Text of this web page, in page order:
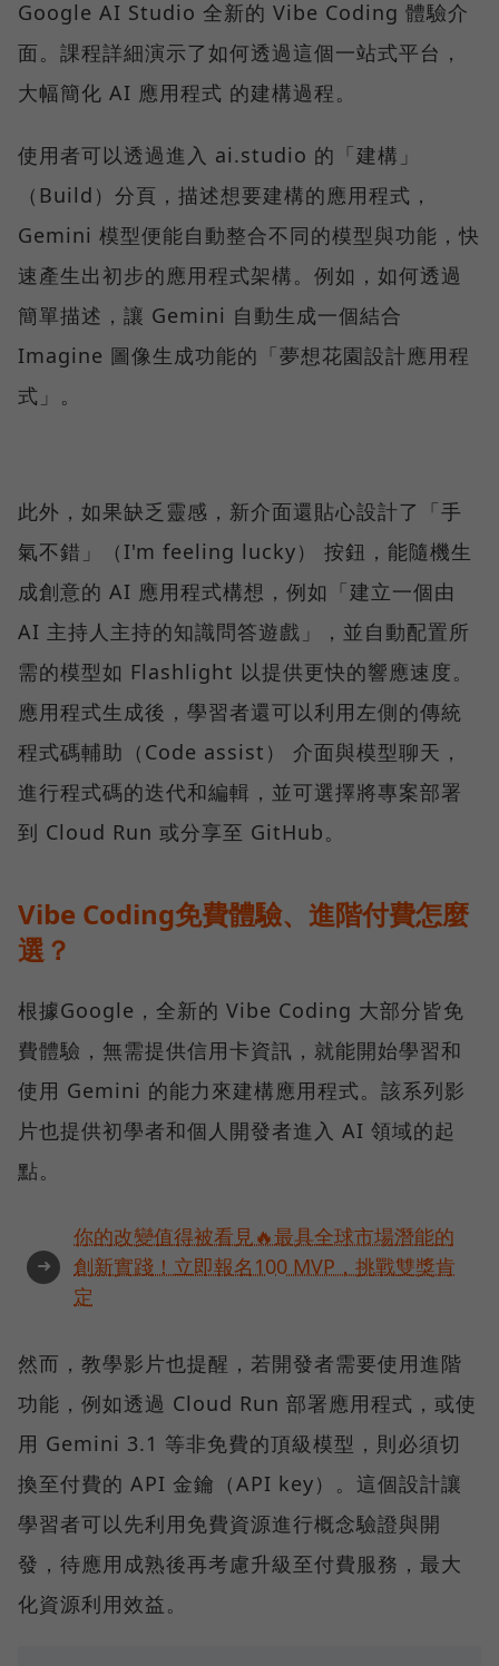
Google AI Studio 全新的 Vibe Coding 體驗介
面。課程詳細演示了如何透過這個一站式平台，
大幅簡化 AI 應用程式 的建構過程。
使用者可以透過進入 ai.studio 的「建構」
（Build）分頁，描述想要建構的應用程式，
Gemini 模型便能自動整合不同的模型與功能，快
速產生出初步的應用程式架構。例如，如何透過
簡單描述，讓 Gemini 自動生成一個結合
Imagine 圖像生成功能的「夢想花園設計應用程
式」。
此外，如果缺乏靈感，新介面還貼心設計了「手
氣不錯」（I'm feeling lucky） 按鈕，能隨機生
成創意的 AI 應用程式構想，例如「建立一個由
AI 主持人主持的知識問答遊戲」，並自動配置所
需的模型如 Flashlight 以提供更快的響應速度。
應用程式生成後，學習者還可以利用左側的傳統
程式碼輔助（Code assist） 介面與模型聊天，
進行程式碼的迭代和編輯，並可選擇將專案部署
到 Cloud Run 或分享至 GitHub。
Vibe Coding免費體驗、進階付費怎麼
選？
根據Google，全新的 Vibe Coding 大部分皆免
費體驗，無需提供信用卡資訊，就能開始學習和
使用 Gemini 的能力來建構應用程式。該系列影
片也提供初學者和個人開發者進入 AI 領域的起
點。
➜
你的改變值得被看見🔥最具全球市場潛能的
創新實踐！立即報名100 MVP，挑戰雙獎肯
定
然而，教學影片也提醒，若開發者需要使用進階
功能，例如透過 Cloud Run 部署應用程式，或使
用 Gemini 3.1 等非免費的頂級模型，則必須切
換至付費的 API 金鑰（API key）。這個設計讓
學習者可以先利用免費資源進行概念驗證與開
發，待應用成熟後再考慮升級至付費服務，最大
化資源利用效益。